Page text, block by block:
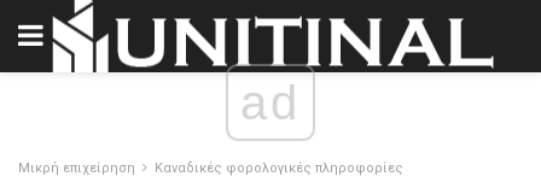
ad
Μικρή επιχείρηση Καναδικές φορολογικές πληροφορίες